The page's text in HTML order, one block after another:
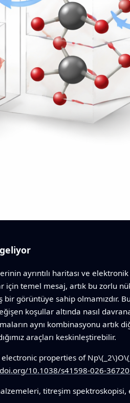
ayrıntılı haritası ve
temel mesaj, artık bu zorlu
görüntüye sahip olmamızdır.
koşullar altında nasıl
aynı kombinasyonu artık
araçları keskinleştirebilir.
properties of Np\(_2\)O
10.1038/s41598-026-
titreşim spektroskopisi,